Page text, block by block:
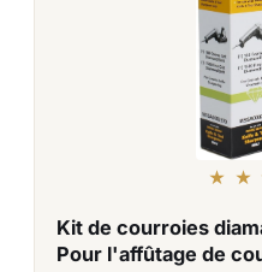
★ ★
Kit de courroies
Pour l'affûtage de